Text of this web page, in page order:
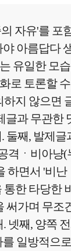
자유'를 포
아름답다
유일한 모
로 토론할
하지 않으면
글과 무관한
둘째, 발제
격ㆍ비아냥
하면서 '비
통한 타당한
써가며 무조
넷째, 양쪽
일방적으